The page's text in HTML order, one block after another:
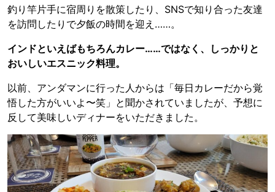
釣り竿片手に宿周りを散策したり、SNSで知り合った友達
を訪問したりで夕飯の時間を迎え……。
インドといえばもちろんカレー……ではなく、しっかりと
おいしいエスニック料理。
以前、アンダマンに行った人からは「毎日カレーだから覚
悟した方がいいよ〜笑」と聞かされていましたが、予想に
反して美味しいディナーをいただきました。